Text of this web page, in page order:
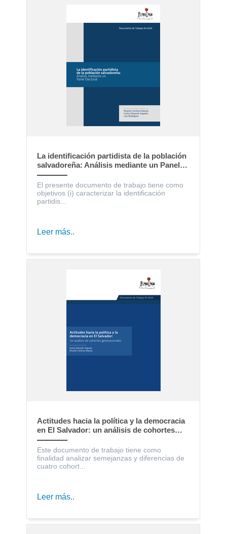
La identificación partidista de la población
salvadoreña: Análisis mediante un Panel
Electoral
El presente documento de trabajo tiene como
objetivos (i) caracterizar la identificación
partidis...
Leer más..
Actitudes hacia la política y la democracia
en El Salvador: un análisis de cohortes
generacionales
Este documento de trabajo tiene como
finalidad analizar semejanzas y diferencias de
cuatro cohort...
Leer más..